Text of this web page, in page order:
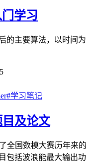
学习
的主要算法，以时间为
#学习笔记
及论文
全国数模大赛历年来的
包括波浪能最大输出功